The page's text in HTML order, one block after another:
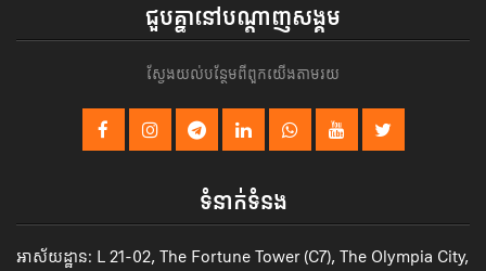
ជួបគ្នានៅបណ្តាញសង្គម
ស្វែងយល់បន្ថែមពីពួកយើងតាមរយ
ទំនាក់ទំនង
អាស័យដ្ឋាន: L 21-02, The Fortune Tower (C7), The Olympia City,